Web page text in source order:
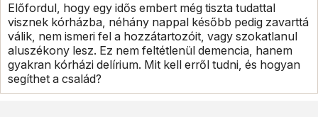
Előfordul, hogy egy idős embert még tiszta tudattal
visznek kórházba, néhány nappal később pedig zavarttá
válik, nem ismeri fel a hozzátartozóit, vagy szokatlanul
aluszékony lesz. Ez nem feltétlenül demencia, hanem
gyakran kórházi delírium. Mit kell erről tudni, és hogyan
segíthet a család?